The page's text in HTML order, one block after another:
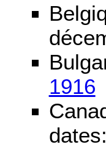
1916
dates: